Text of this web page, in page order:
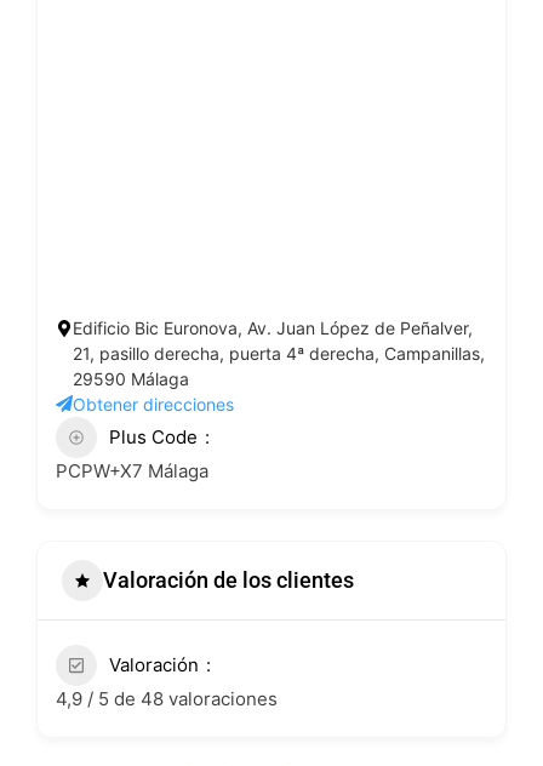
Edificio Bic Euronova, Av. Juan López de Peñalver,
21, pasillo derecha, puerta 4ª derecha, Campanillas,
29590 Málaga
Obtener direcciones
Plus Code
PCPW+X7 Málaga
Valoración de los clientes
Valoración
4,9 / 5 de 48 valoraciones